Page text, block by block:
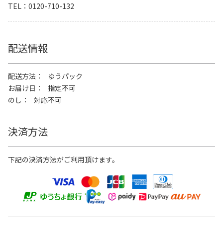
TEL
0120-710-132
配送情報
配送方法
ゆうパック
お届け日
指定不可
のし
対応不可
決済方法
下記の決済方法がご利用頂けます。